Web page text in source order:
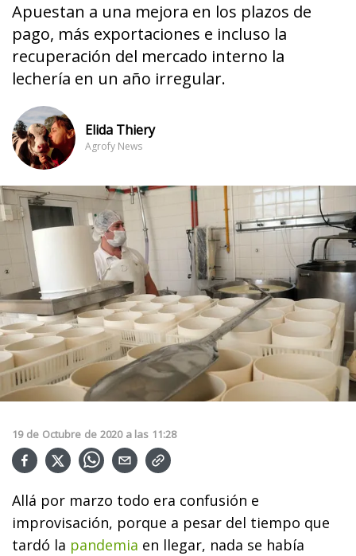
Apuestan a una mejora en los plazos de
pago, más exportaciones e incluso la
recuperación del mercado interno la
lechería en un año irregular.
Elida Thiery
Agrofy News
19 de Octubre de 2020 a las 11:28
Allá por marzo todo era confusión e
improvisación, porque a pesar del tiempo que
tardó la pandemia en llegar, nada se había